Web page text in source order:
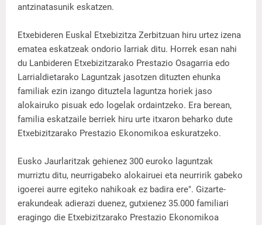
antzinatasunik eskatzen.
Etxebideren Euskal Etxebizitza Zerbitzuan hiru urtez izena
ematea eskatzeak ondorio larriak ditu. Horrek esan nahi
du Lanbideren Etxebizitzarako Prestazio Osagarria edo
Larrialdietarako Laguntzak jasotzen dituzten ehunka
familiak ezin izango dituztela laguntza horiek jaso
alokairuko pisuak edo logelak ordaintzeko. Era berean,
familia eskatzaile berriek hiru urte itxaron beharko dute
Etxebizitzarako Prestazio Ekonomikoa eskuratzeko.
Eusko Jaurlaritzak gehienez 300 euroko laguntzak
murriztu ditu, neurrigabeko alokairuei eta neurririk gabeko
igoerei aurre egiteko nahikoak ez badira ere". Gizarte-
erakundeak adierazi duenez, gutxienez 35.000 familiari
eragingo die Etxebizitzarako Prestazio Ekonomikoa